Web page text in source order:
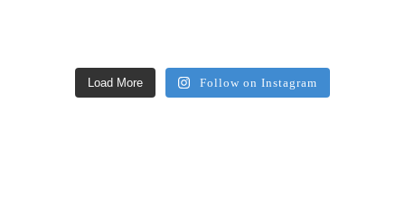
Load More Follow on Instagram